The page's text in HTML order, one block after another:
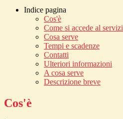
Indice pagina
Cos'è
Come si accede al
Cosa serve
Tempi e scadenze
Contatti
Ulteriori informazioni
A cosa serve
Descrizione breve
Cos'è